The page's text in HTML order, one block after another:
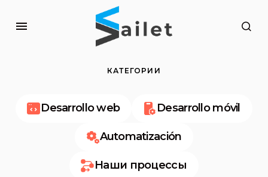
КАТЕГОРИИ
Desarrollo web Desarrollo móvil
Automatización
Наши процессы